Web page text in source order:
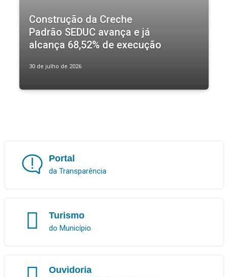
Construção da Creche
Padrão SEDUC avança e já
alcança 68,52% de execução
30 de julho de 2026
Portal
da Transparência
Turismo
do Município
Ouvidoria